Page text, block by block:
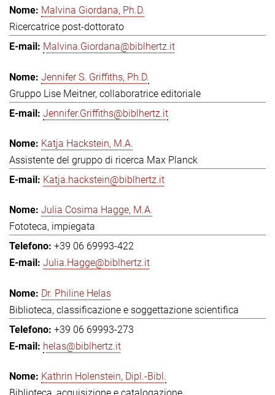
Malvina Giordana, Ph.D.
Ricercatrice post-dottorato
Malvina.Giordana@biblhertz.it
Jennifer S. Griffiths, Ph.D.
Gruppo Lise Meitner, collaboratrice editoriale
Jennifer.Griffiths@biblhertz.it
Katja Hackstein, M.A.
Assistente del gruppo di ricerca Max Planck
Katja.hackstein@biblhertz.it
Julia Cosima Hagge, M.A.
Fototeca, impiegata
+39 06 69993-422
Julia.Hagge@biblhertz.it
Dr. Philine Helas
Biblioteca, classificazione e soggettazione scientifica
+39 06 69993-273
helas@biblhertz.it
Kathrin Holenstein, Dipl.-Bibl.